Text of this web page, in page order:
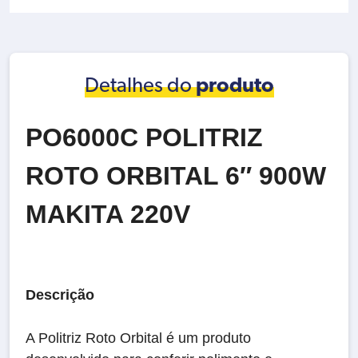
Detalhes doproduto
PO6000C POLITRIZ
ROTO ORBITAL 6″ 900W
MAKITA 220V
Descrição
A Politriz Roto Orbital é um produto